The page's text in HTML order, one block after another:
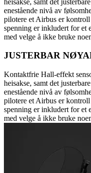
enestående nivå av
pilotere et Airbus er
spenning er inkludert for et
med velge å ikke bruke
JUSTERBAR
Kontaktfrie Hall-effekt
heisakse, samt det
enestående nivå av
pilotere et Airbus er
spenning er inkludert for et
med velge å ikke bruke